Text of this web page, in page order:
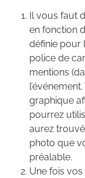
Il vous faut
en fonction
définie pour
police de
mentions
graphique
pourrez
aurez
photo que
préalable.
Une fois